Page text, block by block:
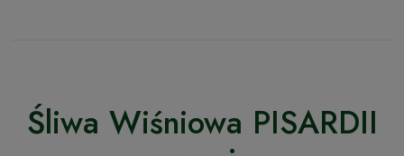
Śliwa Wiśniowa PISARDII